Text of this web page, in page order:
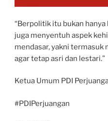
“Berpolitik itu bukan
juga menyentuh aspek
mendasar, yakni termasuk
agar tetap asri dan lestari.”
Ketua Umum PDI
#PDIPerjuangan